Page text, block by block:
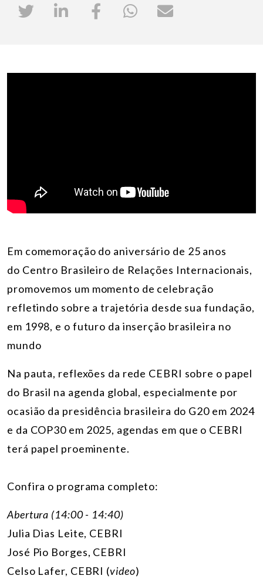
Em comemoração do aniversário de 25 anos
do Centro Brasileiro de Relações Internacionais,
promovemos um momento de celebração
refletindo sobre a trajetória desde sua fundação,
em 1998, e o futuro da inserção brasileira no
mundo
Na pauta, reflexões da rede CEBRI sobre o papel
do Brasil na agenda global, especialmente por
ocasião da presidência brasileira do G20 em 2024
e da COP30 em 2025, agendas em que o CEBRI
terá papel proeminente.
Confira o programa completo:
Abertura (14:00 - 14:40)
Julia Dias Leite, CEBRI
José Pio Borges, CEBRI
Celso Lafer, CEBRI (video)